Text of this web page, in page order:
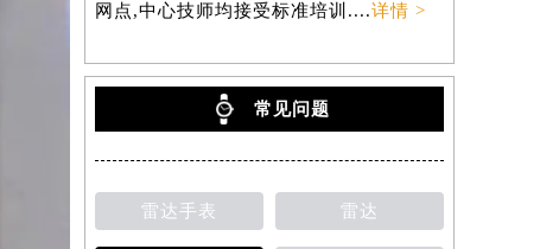
网点,中心技师均接受标准培训....详情 >
常见问题
雷达手表 雷达